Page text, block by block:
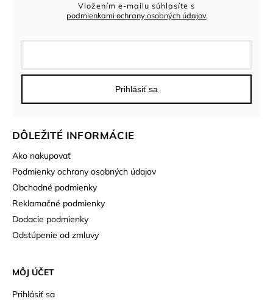
DÔLEŽITÉ INFORMÁCIE
Ako nakupovať
Podmienky ochrany osobných údajov
Obchodné podmienky
Reklamačné podmienky
Dodacie podmienky
Odstúpenie od zmluvy
MÔJ ÚČET
Prihlásiť sa
Vložením e-mailu súhlasíte s
podmienkami ochrany osobných údajov
Prihlásiť sa